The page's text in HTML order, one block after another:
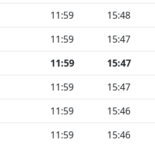
11:59 15:48
11:59 15:47
11:59 15:47
11:59 15:47
11:59 15:46
11:59 15:46